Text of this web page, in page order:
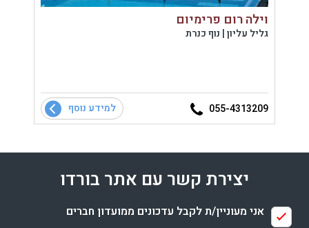
וילה רום פרימיום
גליל עליון | נוף כנרת
055-4313209 למידע נוסף
יצירת קשר עם אתר בורדו
אני מעוניין/ת לקבל עדכונים ממועדון חברים